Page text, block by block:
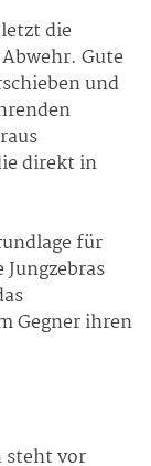
die
Gute
und
direkt in
für
Gegner ihren
steht vor